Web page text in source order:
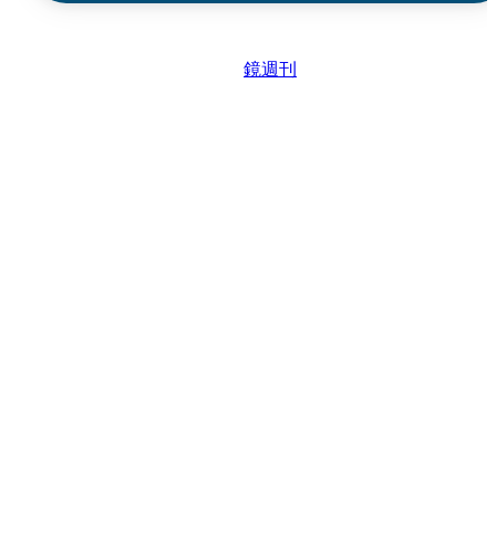
鏡週刊